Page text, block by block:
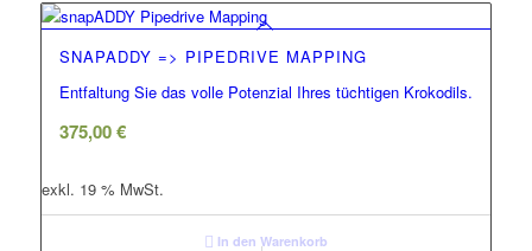
SNAPADDY => PIPEDRIVE MAPPING
Entfaltung Sie das volle Potenzial Ihres tüchtigen Krokodils.
375,00€
exkl. 19 % MwSt.
In den Warenkorb